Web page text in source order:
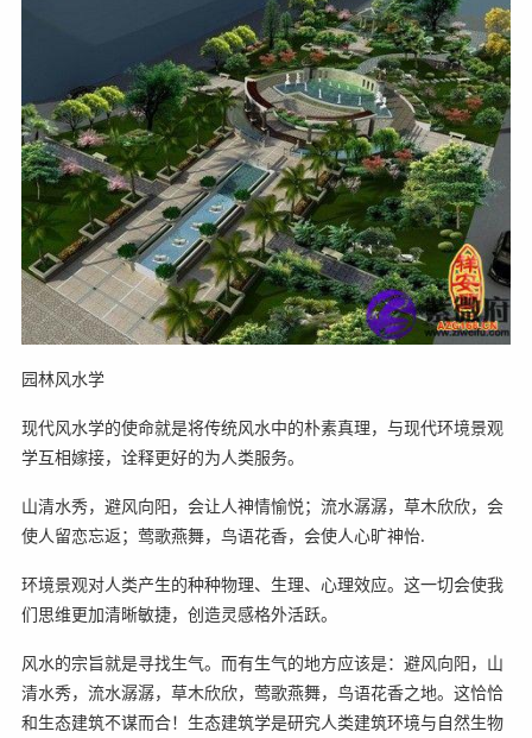
园林风水学
现代风水学的使命就是将传统风水中的朴素真理，与现代环境景观
学互相嫁接，诠释更好的为人类服务。
山清水秀，避风向阳，会让人神情愉悦；流水潺潺，草木欣欣，会
使人留恋忘返；莺歌燕舞，鸟语花香，会使人心旷神怡.
环境景观对人类产生的种种物理、生理、心理效应。这一切会使我
们思维更加清晰敏捷，创造灵感格外活跃。
风水的宗旨就是寻找生气。而有生气的地方应该是：避风向阳，山
清水秀，流水潺潺，草木欣欣，莺歌燕舞，鸟语花香之地。这恰恰
和生态建筑不谋而合！生态建筑学是研究人类建筑环境与自然生物